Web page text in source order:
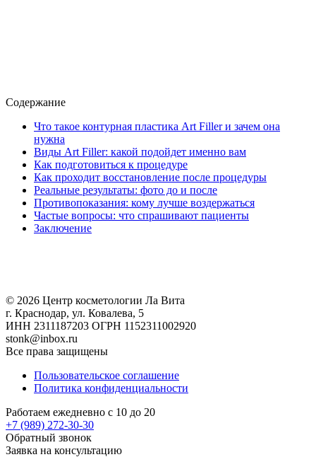
Содержание
Что такое контурная пластика Art Filler и зачем она
нужна
Виды Art Filler: какой подойдет именно вам
Как подготовиться к процедуре
Как проходит восстановление после процедуры
Реальные результаты: фото до и после
Противопоказания: кому лучше воздержаться
Частые вопросы: что спрашивают пациенты
Заключение
© 2026 Центр косметологии Ла Вита
г. Краснодар, ул. Ковалева, 5
ИНН 2311187203 ОГРН 1152311002920
stonk@inbox.ru
Все права защищены
Пользовательское соглашение
Политика конфиденциальности
Работаем ежедневно с 10 до 20
+7 (989) 272-30-30
Обратный звонок
Заявка на консультацию